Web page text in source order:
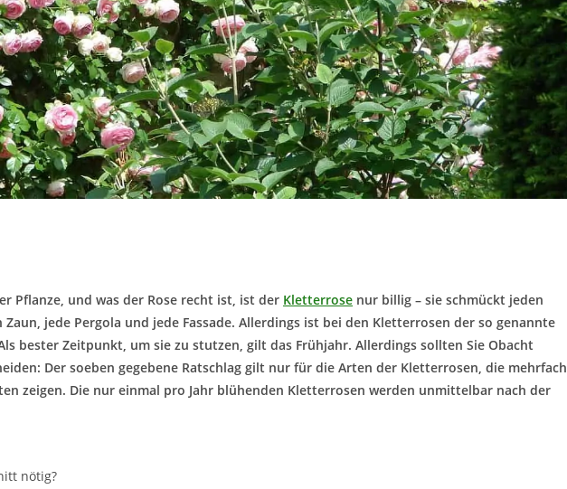
Pflanze, und was der Rose recht ist, ist der Kletterrose nur billig – sie schmückt jeden
jede Pergola und jede Fassade. Allerdings ist bei den Kletterrosen der so genannte
bester Zeitpunkt, um sie zu stutzen, gilt das Frühjahr. Allerdings sollten Sie Obacht
Der soeben gegebene Ratschlag gilt nur für die Arten der Kletterrosen, die mehrfach
zeigen. Die nur einmal pro Jahr blühenden Kletterrosen werden unmittelbar nach der
nötig?